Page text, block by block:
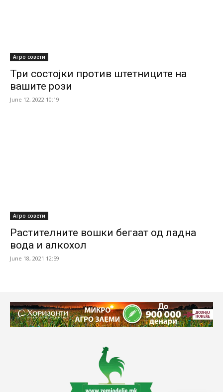
Агро совети
Три состојки против штетниците на
вашите рози
June 12, 2022 10:19
Агро совети
Растителните вошки бегаат од ладна
вода и алкохол
June 18, 2021 12:59